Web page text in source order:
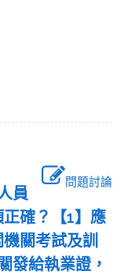
問題討論
員
確？【1】應
關考試及訓
發給執業證，